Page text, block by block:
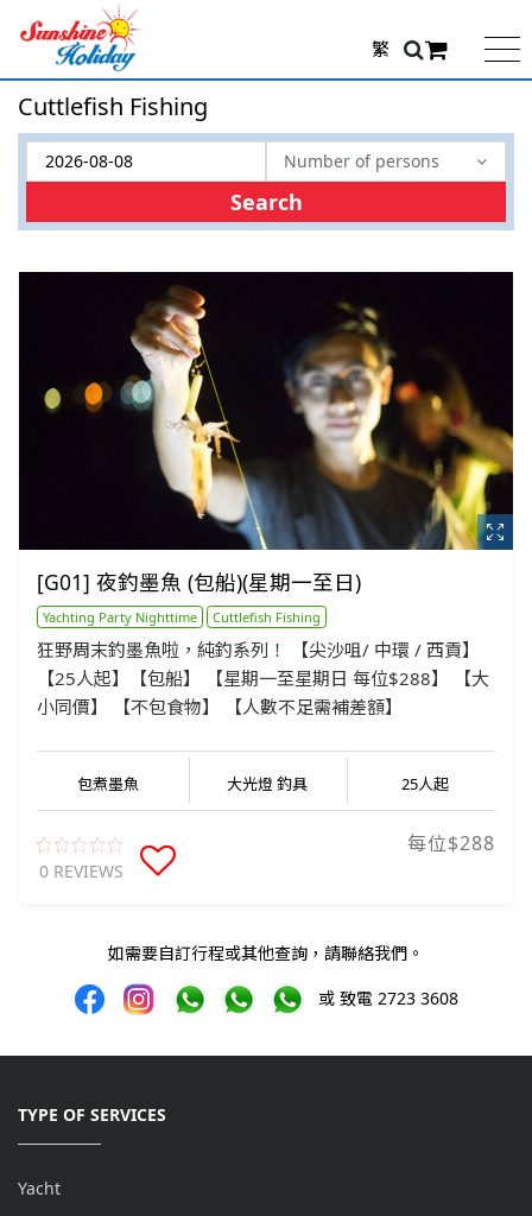
繁
Cuttlefish Fishing
Number of persons
Search
[G01] 夜釣墨魚 (包船)(星期一至日)
Yachting Party Nighttime Cuttlefish Fishing
狂野周末釣墨魚啦，純釣系列！ 【尖沙咀/ 中環 / 西貢】
【25人起】【包船】 【星期一至星期日 每位$288】 【大
小同價】 【不包食物】 【人數不足需補差額】
包煮墨魚 大光燈 釣具 25人起
0 REVIEWS
每位$288
如需要自訂行程或其他查詢，請聯絡我們。
或 致電 2723 3608
TYPE OF SERVICES
Yacht